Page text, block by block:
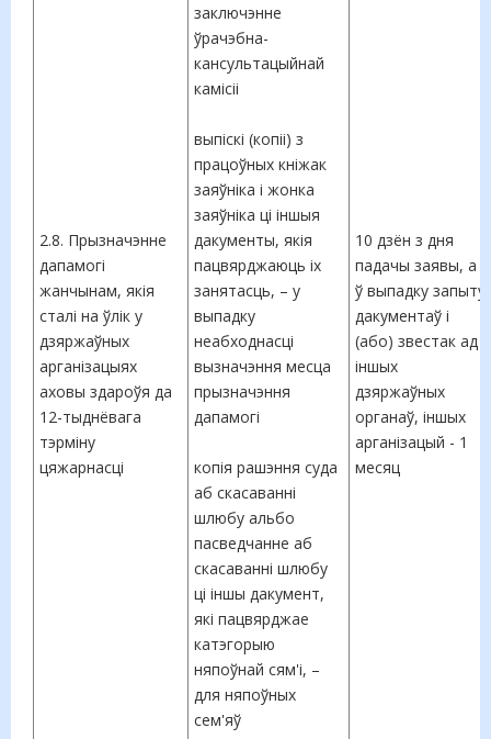
2.8. Прызначэнне
дапамогі
жанчынам, якія
сталі на ўлік у
дзяржаўных
арганізацыях
аховы здароўя да
12-тыднёвага
тэрміну
цяжарнасці
заключэнне
ўрачэбна-
кансультацыйнай
камісіі
выпіскі (копіі) з
працоўных кніжак
заяўніка і жонка
заяўніка ці іншыя
дакументы, якія
пацвярджаюць іх
занятасць, – у
выпадку
неабходнасці
вызначэння месца
прызначэння
дапамогі
копія рашэння суда
аб скасаванні
шлюбу альбо
пасведчанне аб
скасаванні шлюбу
ці іншы дакумент,
які пацвярджае
катэгорыю
няпоўнай сям'і, –
для няпоўных
сем'яў
10 дзён з дня
падачы заявы, а
ў выпадку запыту
дакументаў і
(або) звестак ад
іншых
дзяржаўных
органаў, іншых
арганізацый - 1
месяц